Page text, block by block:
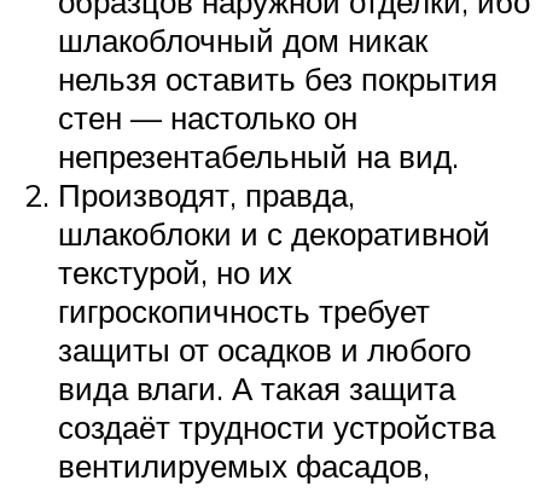
шлакоблочный дом никак
нельзя оставить без покрытия
стен — настолько он
непрезентабельный на вид.
Производят, правда,
шлакоблоки и с декоративной
текстурой, но их
гигроскопичность требует
защиты от осадков и любого
вида влаги. А такая защита
создаёт трудности устройства
вентилируемых фасадов,